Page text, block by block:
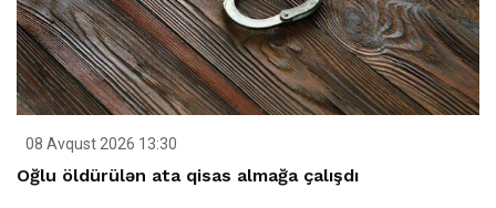
08 Avqust 2026 13:30
Oğlu öldürülən ata qisas almağa çalışdı